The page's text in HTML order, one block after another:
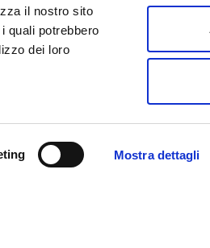
il nostro sito
quali potrebbero
dei loro
Mostra dettagli